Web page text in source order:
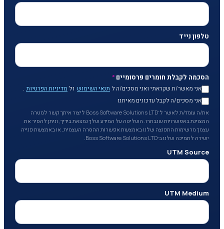
טלפון נייד
הסכמה לקבלת חומרים פרסומיים*
אני מאשר/ת שקראתי ואני מסכים/ה ל תנאי השימוש ול מדיניות הפרטיות .
אני מסכים/ה לקבל עדכונים מאיתנו
את/ה עומד/ת לאשר ל־Boss Software Solutions LTD ליצור איתך קשר למטרה
המצוינת באפשרויות שנבחרו. השליטה על המידע שלך נמצאת בידיך, וניתן להסיר את
עצמך מרשימות התפוצה שלנו באמצעות אפשרות ההסרה העצמית, או באמצעות פנייה
ישירה לתמיכה שלנו ב־Boss Software Solutions LTD.
UTM Source
UTM Medium